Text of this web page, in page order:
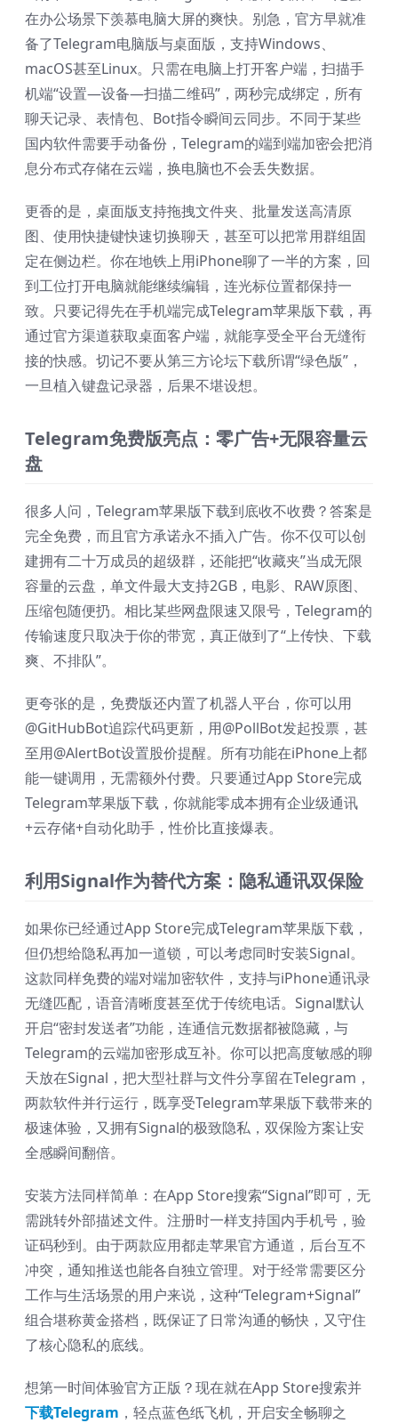
在办公场景下羡慕电脑大屏的爽快。别急，官方早就准
备了Telegram电脑版与桌面版，支持Windows、
macOS甚至Linux。只需在电脑上打开客户端，扫描手
机端“设置—设备—扫描二维码”，两秒完成绑定，所有
聊天记录、表情包、Bot指令瞬间云同步。不同于某些
国内软件需要手动备份，Telegram的端到端加密会把消
息分布式存储在云端，换电脑也不会丢失数据。
更香的是，桌面版支持拖拽文件夹、批量发送高清原
图、使用快捷键快速切换聊天，甚至可以把常用群组固
定在侧边栏。你在地铁上用iPhone聊了一半的方案，回
到工位打开电脑就能继续编辑，连光标位置都保持一
致。只要记得先在手机端完成Telegram苹果版下载，再
通过官方渠道获取桌面客户端，就能享受全平台无缝衔
接的快感。切记不要从第三方论坛下载所谓“绿色版”，
一旦植入键盘记录器，后果不堪设想。
Telegram免费版亮点：零广告+无限容量云
盘
很多人问，Telegram苹果版下载到底收不收费？答案是
完全免费，而且官方承诺永不插入广告。你不仅可以创
建拥有二十万成员的超级群，还能把“收藏夹”当成无限
容量的云盘，单文件最大支持2GB，电影、RAW原图、
压缩包随便扔。相比某些网盘限速又限号，Telegram的
传输速度只取决于你的带宽，真正做到了“上传快、下载
爽、不排队”。
更夸张的是，免费版还内置了机器人平台，你可以用
@GitHubBot追踪代码更新，用@PollBot发起投票，甚
至用@AlertBot设置股价提醒。所有功能在iPhone上都
能一键调用，无需额外付费。只要通过App Store完成
Telegram苹果版下载，你就能零成本拥有企业级通讯
+云存储+自动化助手，性价比直接爆表。
利用Signal作为替代方案：隐私通讯双保险
如果你已经通过App Store完成Telegram苹果版下载，
但仍想给隐私再加一道锁，可以考虑同时安装Signal。
这款同样免费的端对端加密软件，支持与iPhone通讯录
无缝匹配，语音清晰度甚至优于传统电话。Signal默认
开启“密封发送者”功能，连通信元数据都被隐藏，与
Telegram的云端加密形成互补。你可以把高度敏感的聊
天放在Signal，把大型社群与文件分享留在Telegram，
两款软件并行运行，既享受Telegram苹果版下载带来的
极速体验，又拥有Signal的极致隐私，双保险方案让安
全感瞬间翻倍。
安装方法同样简单：在App Store搜索“Signal”即可，无
需跳转外部描述文件。注册时一样支持国内手机号，验
证码秒到。由于两款应用都走苹果官方通道，后台互不
冲突，通知推送也能各自独立管理。对于经常需要区分
工作与生活场景的用户来说，这种“Telegram+Signal”
组合堪称黄金搭档，既保证了日常沟通的畅快，又守住
了核心隐私的底线。
想第一时间体验官方正版？现在就在App Store搜索并
下载Telegram ，轻点蓝色纸飞机，开启安全畅聊之